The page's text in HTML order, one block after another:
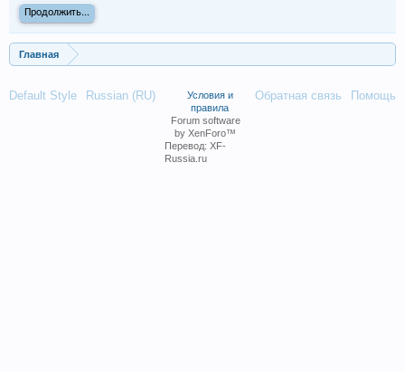
Продолжить...
Главная
Default Style Russian (RU) Обратная связь Помощь
Условия и
правила
Forum software
by XenForo™
Перевод: XF-
Russia.ru